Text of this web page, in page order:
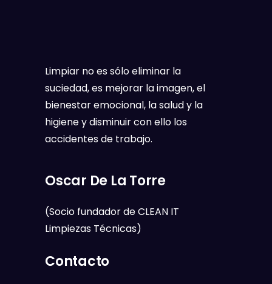
Limpiar no es sólo eliminar la
suciedad, es mejorar la imagen, el
bienestar emocional, la salud y la
higiene y disminuir con ello los
accidentes de trabajo.
Oscar De La Torre
(Socio fundador de CLEAN IT
Limpiezas Técnicas)
Contacto